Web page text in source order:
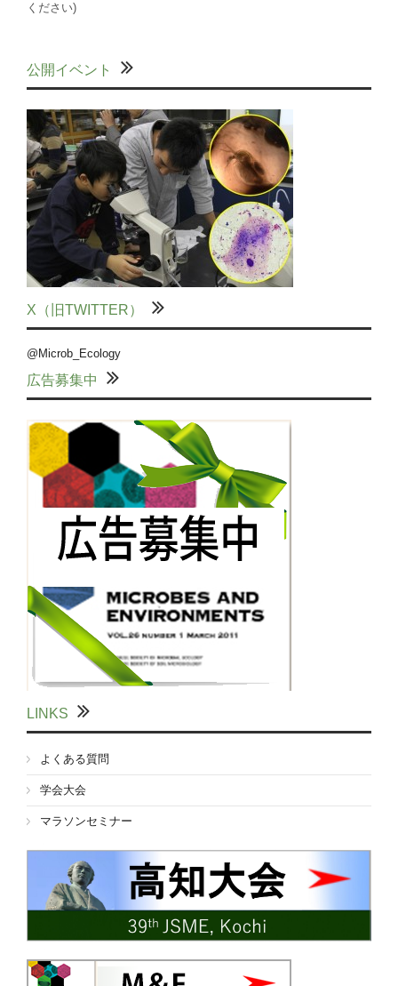
ください)
公開イベント
X（旧TWITTER）
@Microb_Ecology
広告募集中
LINKS
よくある質問
学会大会
マラソンセミナー